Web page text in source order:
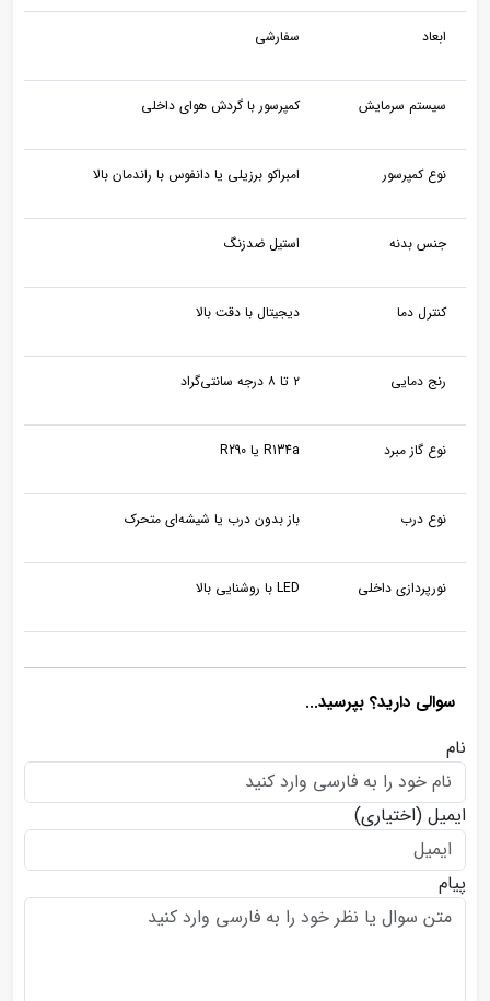
ابعاد سفارشی
سیستم سرمایش کمپرسور با گردش هوای داخلی
نوع کمپرسور امبراکو برزیلی یا دانفوس با راندمان بالا
جنس بدنه استیل ضدزنگ
کنترل دما دیجیتال با دقت بالا
رنج دمایی ۲ تا ۸ درجه سانتی‌گراد
نوع گاز مبرد R134a یا R290
نوع درب باز بدون درب یا شیشه‌ای متحرک
نورپردازی داخلی LED با روشنایی بالا
سوالی دارید؟ بپرسید...
نام
ایمیل (اختیاری)
پیام